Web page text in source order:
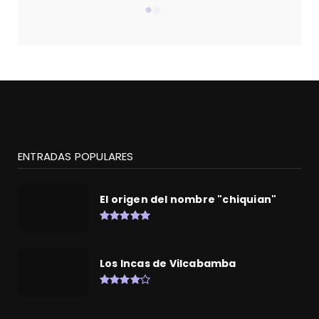
ENTRADAS POPULARES
El origen del nombre "chiquian"
Los Incas de Vilcabamba